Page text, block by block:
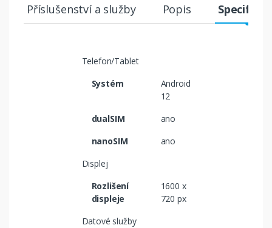
Příslušenství a služby Popis
Telefon/Tablet
Systém
Android
12
dualSIM
ano
nanoSIM
ano
Displej
Rozlišení
displeje
1600 x
720 px
Datové služby